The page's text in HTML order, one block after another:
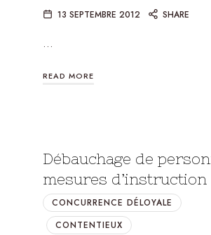
13 SEPTEMBRE 2012
SHARE
…
READ MORE
Débauchage de
mesures d’instruction
CONCURRENCE DÉLOYALE
CONTENTIEUX